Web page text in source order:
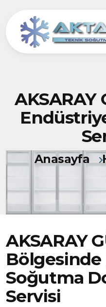
AKSARAY
Anasayfa
AKSARAY
Soğutma
Servisi